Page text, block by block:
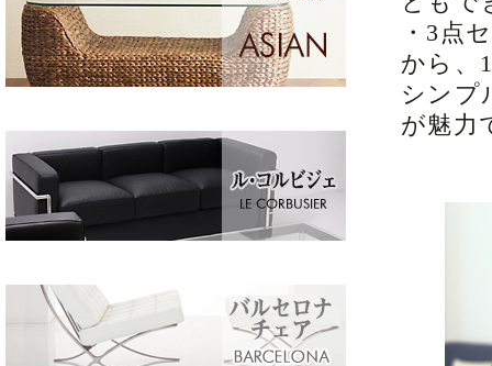
・3点
から、
シンプ
が魅力